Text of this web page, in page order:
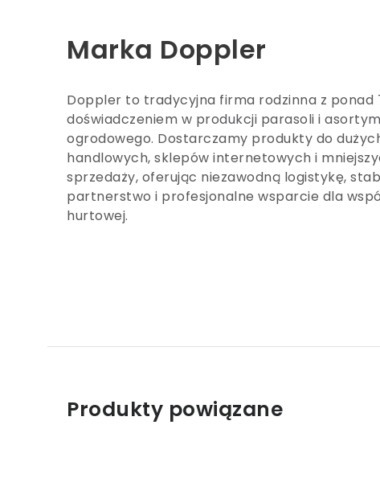
Marka Doppler
Doppler to tradycyjna firma rodzinna z
doświadczeniem w produkcji parasoli i
ogrodowego. Dostarczamy produkty do
handlowych, sklepów internetowych i
sprzedaży, oferując niezawodną logistykę,
partnerstwo i profesjonalne wsparcie dla
hurtowej.
Produkty powiązane